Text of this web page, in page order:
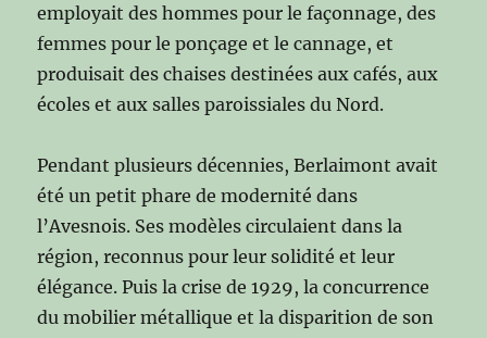
employait des hommes pour le façonnage, des
femmes pour le ponçage et le cannage, et
produisait des chaises destinées aux cafés, aux
écoles et aux salles paroissiales du Nord.
Pendant plusieurs décennies, Berlaimont avait
été un petit phare de modernité dans
l’Avesnois. Ses modèles circulaient dans la
région, reconnus pour leur solidité et leur
élégance. Puis la crise de 1929, la concurrence
du mobilier métallique et la disparition de son